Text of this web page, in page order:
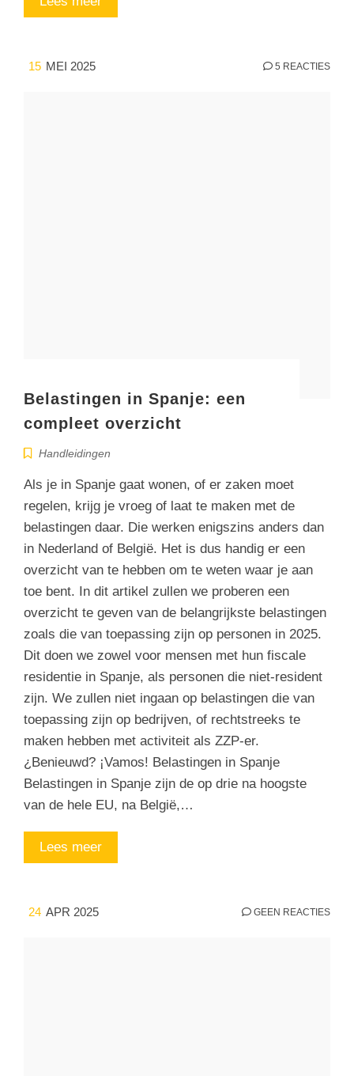
15 MEI 2025 5 REACTIES
Belastingen in Spanje: een
compleet overzicht
Handleidingen
Als je in Spanje gaat wonen, of er zaken moet
regelen, krijg je vroeg of laat te maken met de
belastingen daar. Die werken enigszins anders dan
in Nederland of België. Het is dus handig er een
overzicht van te hebben om te weten waar je aan
toe bent. In dit artikel zullen we proberen een
overzicht te geven van de belangrijkste belastingen
zoals die van toepassing zijn op personen in 2025.
Dit doen we zowel voor mensen met hun fiscale
residentie in Spanje, als personen die niet-resident
zijn. We zullen niet ingaan op belastingen die van
toepassing zijn op bedrijven, of rechtstreeks te
maken hebben met activiteit als ZZP-er.
¿Benieuwd? ¡Vamos! Belastingen in Spanje
Belastingen in Spanje zijn de op drie na hoogste
van de hele EU, na België,…
Lees meer
24 APR 2025 GEEN REACTIES